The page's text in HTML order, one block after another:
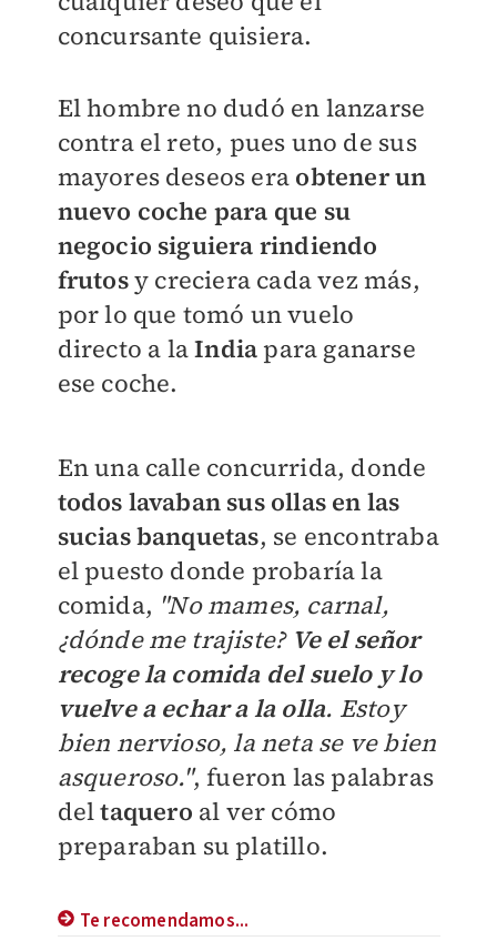
concursante quisiera.
El hombre no dudó en lanzarse
contra el reto, pues uno de sus
mayores deseos era obtener un
nuevo coche para que su
negocio siguiera rindiendo
frutosy creciera cada vez más,
por lo que tomó un vuelo
directo a laIndia para ganarse
ese coche.
En una calle concurrida, donde
todos lavaban sus ollas en las
sucias banquetas, se encontraba
el puesto donde probaría la
comida, "No mames, carnal,
¿dónde me trajiste? Ve el señor
recoge la comida del suelo y lo
vuelve a echar a la olla. Estoy
bien nervioso, la neta se ve bien
asqueroso.", fueron las palabras
deltaquero al ver cómo
preparaban su platillo.
Te recomendamos...